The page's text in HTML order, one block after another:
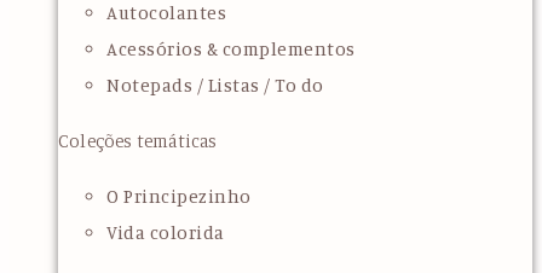
Autocolantes
Acessórios & complementos
Notepads / Listas / To do
Coleções temáticas
O Principezinho
Vida colorida